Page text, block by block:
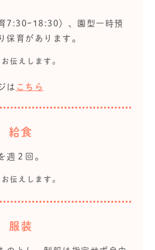
7:30~18:30）、園型一時預
保育があります。
伝えします。
は こちら
給食
週２回。
伝えします。
服装